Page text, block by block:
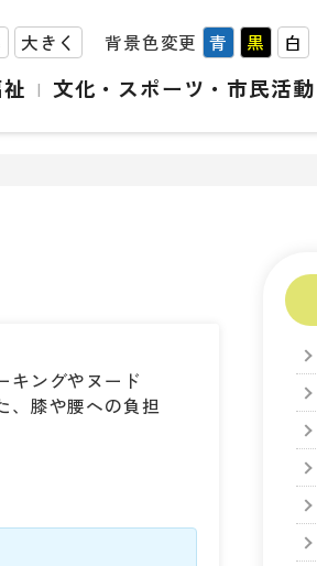
大きく 背景色変更 青 黒 白
文化・スポーツ・市民活動
キングやヌード
、膝や腰への負担